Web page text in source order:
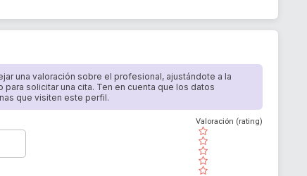
una valoración sobre el profesional, ajustándote a la
solicitar una cita. Ten en cuenta que los datos
que visiten este perfil.
( )
( )
( )
( )
( )
Valoración (rating)